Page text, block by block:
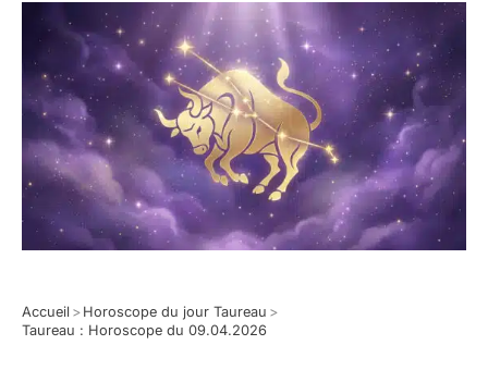
Accueil > Horoscope du jour Taureau >
Taureau : Horoscope du 09.04.2026